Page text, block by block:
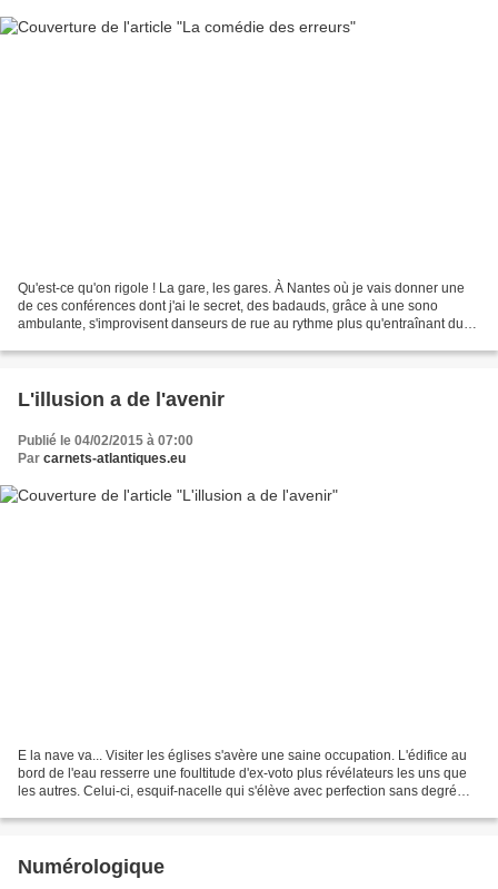
Qu'est-ce qu'on rigole ! La gare, les gares. À Nantes où je vais donner une
de ces conférences dont j'ai le secret, des badauds, grâce à une sono
ambulante, s'improvisent danseurs de rue au rythme plus qu'entraînant du
L'illusion a de l'avenir
Publié le 04/02/2015 à 07:00
Par carnets-atlantiques.eu
E la nave va... Visiter les églises s'avère une saine occupation. L'édifice au
bord de l'eau resserre une foultitude d'ex-voto plus révélateurs les uns que
les autres. Celui-ci, esquif-nacelle qui s'élève avec perfection sans degré
Numérologique